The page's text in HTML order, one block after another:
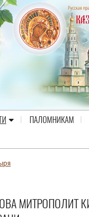
ПАЛОМНИКАМ
МИТРОПОЛИТ